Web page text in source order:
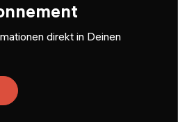
direkt in Deinen